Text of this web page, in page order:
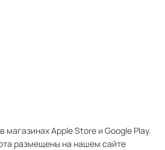
Apple Store и Google Play.
размещены на нашем сайте